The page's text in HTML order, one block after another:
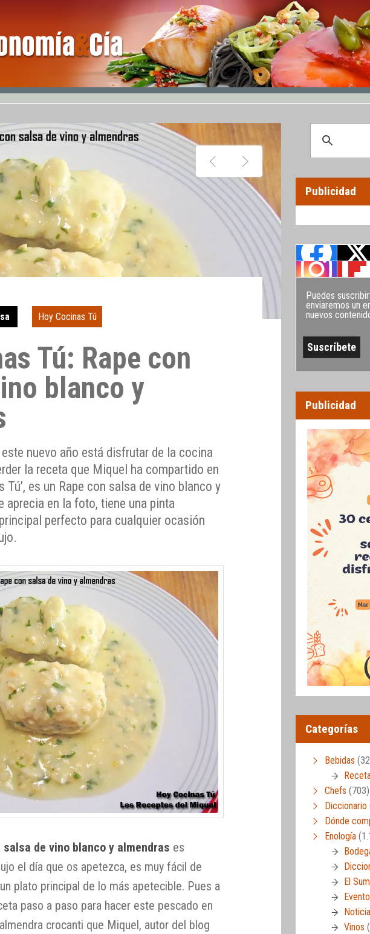
Hoy Cocinas Tú
Tú: Rape con
blanco y
nuevo año está disfrutar de la cocina
la receta que Miquel ha compartido en
Tú’, es un Rape con salsa de vino blanco y
aprecia en la foto, tiene una pinta
perfecto para cualquier ocasión
salsa de vino blanco y almendras es
el día que os apetezca, es muy fácil de
plato principal de lo más apetecible. Pues a
paso a paso para hacer este pescado en
crocanti que Miquel, autor del blog
Publicidad
Puedes
enviaremos un
nuevos
Publicidad
Categorías
Bebidas
Chefs (703)
Dónde
Enología
El
Vinos